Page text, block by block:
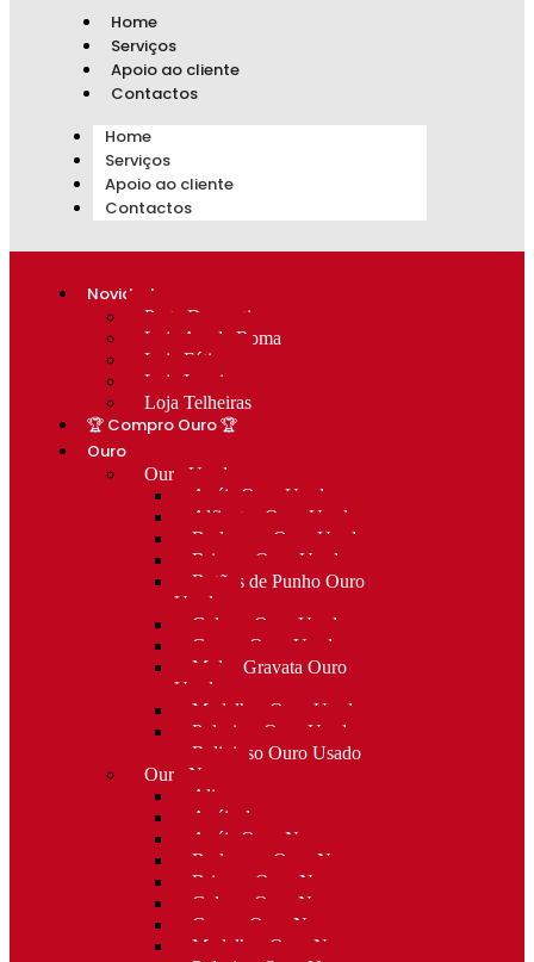
Home
Serviços
Apoio ao cliente
Contactos
Home
Serviços
Apoio ao cliente
Contactos
Novidades
Prata Decorativa
Loja Av. de Roma
Loja Fátima
Loja Lumiar
Loja Telheiras
🏆 Compro Ouro 🏆
Ouro
Ouro Usado
Anéis Ouro Usado
Alfinetes Ouro Usado
Berloques Ouro Usado
Brincos Ouro Usado
Botões de Punho Ouro
Usado
Colares Ouro Usado
Cruzes Ouro Usado
Molas Gravata Ouro
Usado
Medalhas Ouro Usado
Pulseiras Ouro Usado
Religioso Ouro Usado
Ouro Novo
Alianças
Anéis de curso
Anéis Ouro Novo
Berloques Ouro Novo
Brincos Ouro Novo
Colares Ouro Novo
Cruzes Ouro Novo
Medalhas Ouro Novo